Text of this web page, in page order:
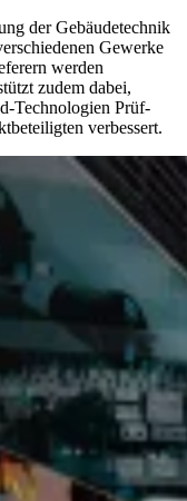
der Gebäudetechnik
Gewerke
werden
zudem dabei,
Technologien Prüf-
verbessert.